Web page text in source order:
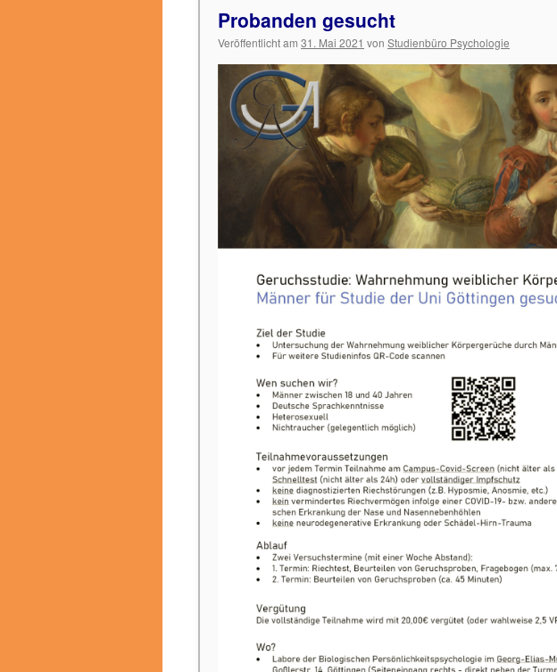
Probanden gesucht
Veröffentlicht am 31. Mai 2021 von Studienbüro Psychologie